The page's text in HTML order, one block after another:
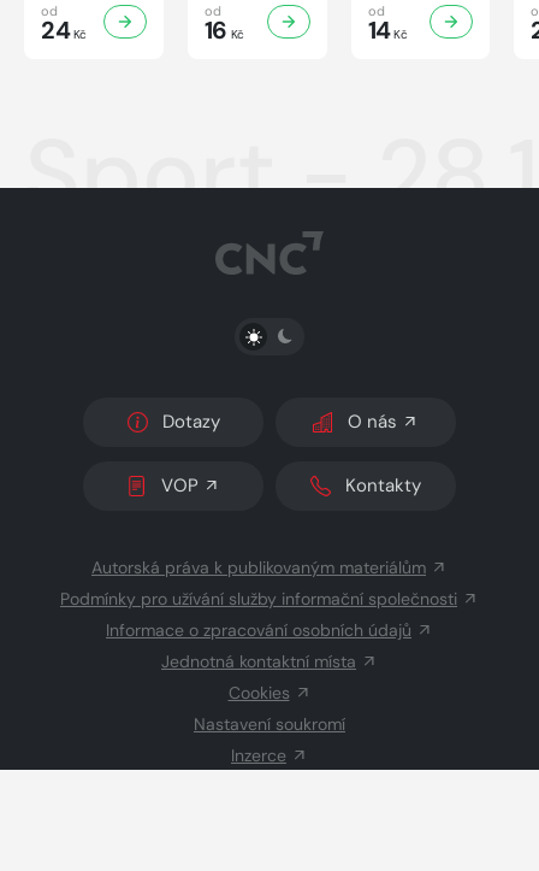
od
24Kč
od
16 Kč
od
14Kč
Sport -
PŘEPNOUT SVĚTLÝ/TMAVÝ REŽIM
Dotazy O nás
VOP Kontakty
Autorská práva k publikovaným materiálům
Podmínky pro užívání služby informační společnosti
Informace o zpracování osobních údajů
Jednotná kontaktní místa
Cookies
Nastavení soukromí
Inzerce